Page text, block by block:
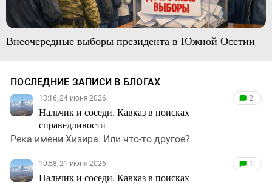
Внеочередные выборы президента в Южной Осетии
ПОСЛЕДНИЕ ЗАПИСИ В БЛОГАХ
13:16, 24 июня 2026
Нальчик и соседи. Кавказ в поисках
справедливости
2
Река имени Хизира. Или что-то другое?
10:58, 21 июня 2026
Нальчик и соседи. Кавказ в поисках
1